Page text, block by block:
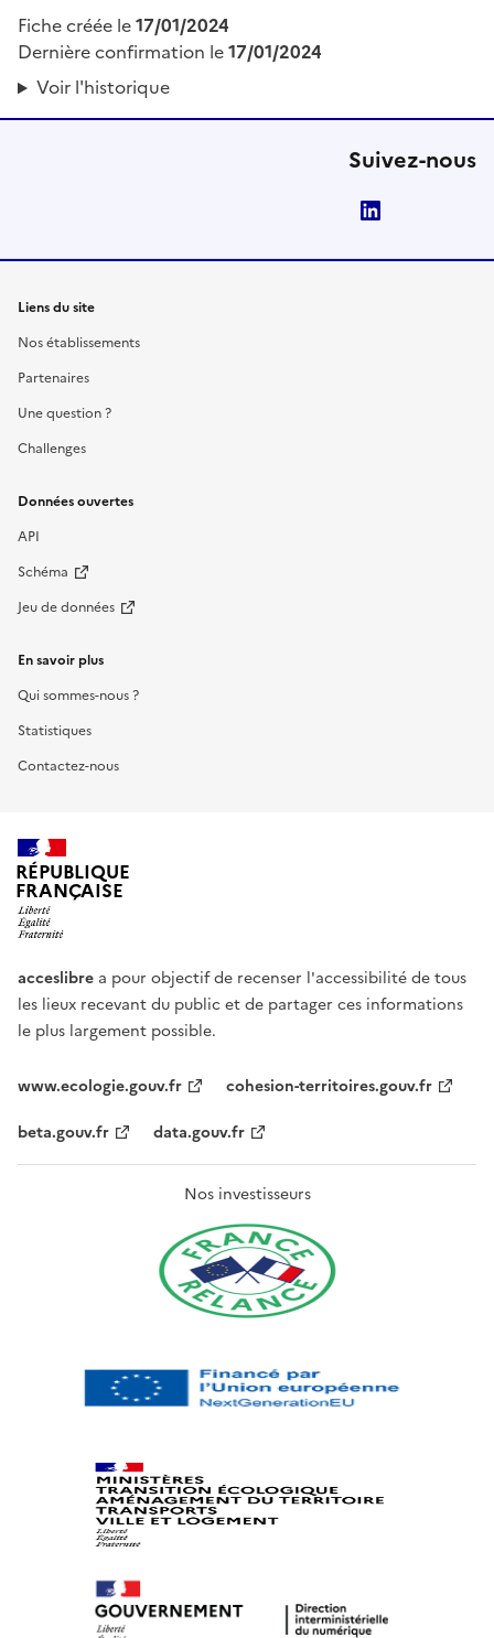
Fiche créée le17/01/2024
Dernière confirmation le17/01/2024
Voir l'historique
Suivez-nous
Liens du site
Nos établissements
Partenaires
Une question ?
Challenges
Données ouvertes
API
Schéma
Jeu de données
En savoir plus
Qui sommes-nous ?
Statistiques
Contactez-nous
RÉPUBLIQUE
FRANÇAISE
acceslibre a pour objectif de recenser l'accessibilité de tous
les lieux recevant du public et de partager ces informations
le plus largement possible.
www.ecologie.gouv.fr
cohesion-territoires.gouv.fr
beta.gouv.fr
data.gouv.fr
Nos investisseurs